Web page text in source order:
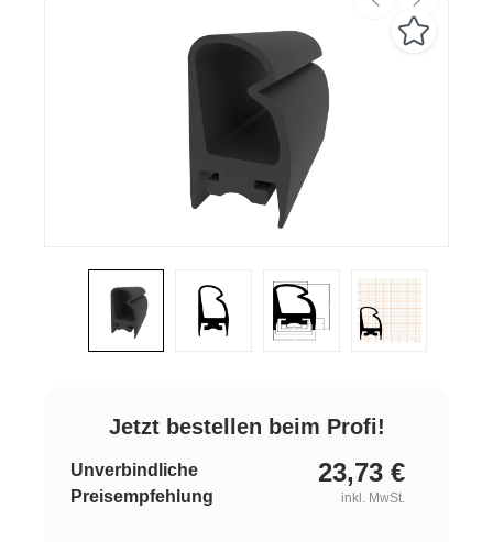
Jetzt bestellen beim Profi!
Unverbindliche
Preisempfehlung
23,73 €
inkl. MwSt.